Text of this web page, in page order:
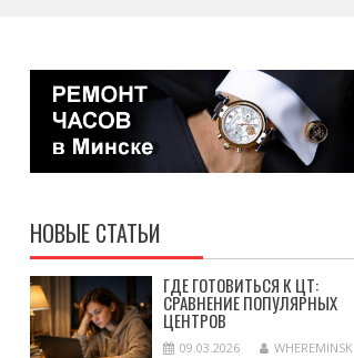
НОВЫЕ СТАТЬИ
ГДЕ ГОТОВИТЬСЯ К ЦТ:
СРАВНЕНИЕ ПОПУЛЯРНЫХ
ЦЕНТРОВ
09.03.2026
WHEREMINSK